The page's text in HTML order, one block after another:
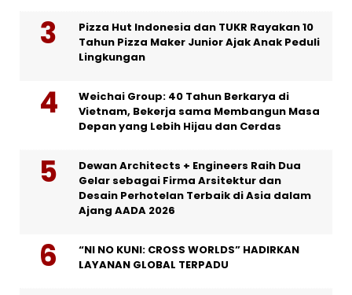
Pizza Hut Indonesia dan TUKR Rayakan 10
Tahun Pizza Maker Junior Ajak Anak Peduli
Lingkungan
Weichai Group: 40 Tahun Berkarya di
Vietnam, Bekerja sama Membangun Masa
Depan yang Lebih Hijau dan Cerdas
Dewan Architects + Engineers Raih Dua
Gelar sebagai Firma Arsitektur dan
Desain Perhotelan Terbaik di Asia dalam
Ajang AADA 2026
“NI NO KUNI: CROSS WORLDS” HADIRKAN
LAYANAN GLOBAL TERPADU